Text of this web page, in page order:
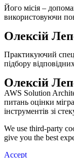
Його місія –
використовуючи
Олексій
Практикуючий
підбору
Олексій
AWS Solution
питань оцінки
інструментів зі
We use third-party
give you the best
Accept